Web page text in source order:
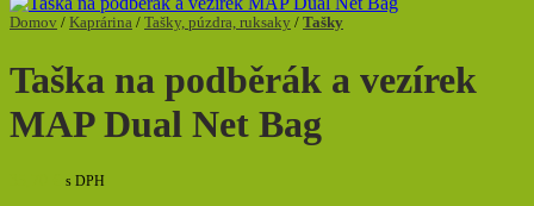
Domov / Kaprárina / Tašky, púzdra, ruksaky / Tašky
Taška na podběrák a vezírek
MAP Dual Net Bag
s DPH